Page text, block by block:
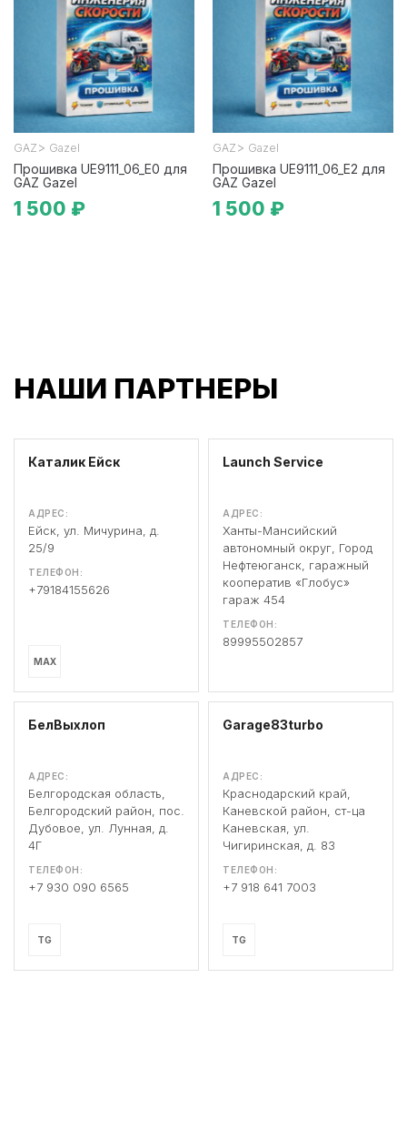
GAZ > Gazel
Прошивка UE9111_06_E0 для
GAZ Gazel
1 500 ₽
GAZ > Gazel
Прошивка UE9111_06_E2 для
GAZ Gazel
1 500 ₽
НАШИ ПАРТНЕРЫ
Каталик Ейск
АДРЕС:
Ейск, ул. Мичурина, д.
25/9
ТЕЛЕФОН:
+79184155626
MAX
Launch Service
АДРЕС:
Ханты-Мансийский
автономный округ, Город
Нефтеюганск, гаражный
кооператив «Глобус»
гараж 454
ТЕЛЕФОН:
89995502857
БелВыхлоп
АДРЕС:
Белгородская область,
Белгородский район, пос.
Дубовое, ул. Лунная, д.
4Г
ТЕЛЕФОН:
+7 930 090 6565
TG
Garage83turbo
АДРЕС:
Краснодарский край,
Каневской район, ст-ца
Каневская, ул.
Чигиринская, д. 83
ТЕЛЕФОН:
+7 918 641 7003
TG